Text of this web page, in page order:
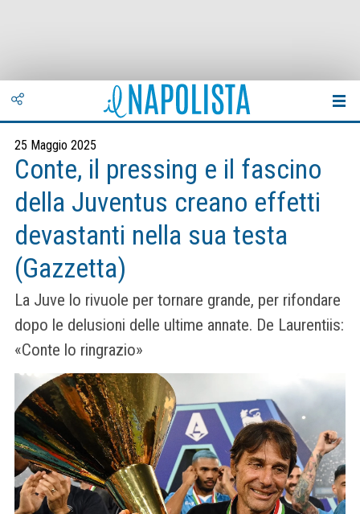
25 Maggio 2025
Conte, il pressing e il fascino
della Juventus creano effetti
devastanti nella sua testa
(Gazzetta)
La Juve lo rivuole per tornare grande, per rifondare
dopo le delusioni delle ultime annate. De Laurentiis:
«Conte lo ringrazio»